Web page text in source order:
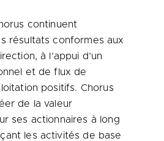
continuent
résultats conformes aux
à l’appui d’un
et de flux de
positifs. Chorus
de la valeur
ses actionnaires à long
les activités de base